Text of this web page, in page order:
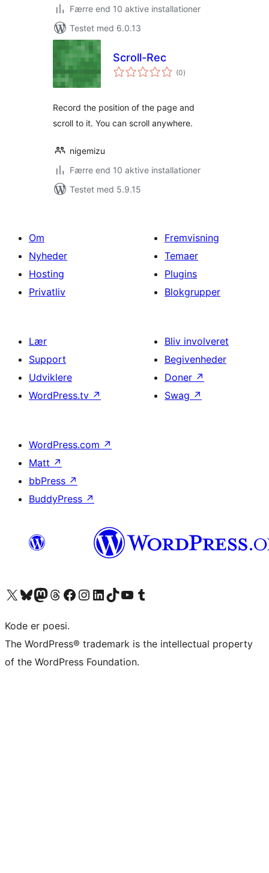
Færre end 10 aktive installationer
Testet med 6.0.13
Scroll-Rec
(0totale
bedømmelser
)
Record the position of the page and
scroll to it. You can scroll anywhere.
nigemizu
Færre end 10 aktive installationer
Testet med 5.9.15
Om
Nyheder
Hosting
Privatliv
Fremvisning
Temaer
Plugins
Blokgrupper
Lær
Support
Udviklere
WordPress.tv ↗
Bliv involveret
Begivenheder
Doner ↗
Swag ↗
WordPress.com ↗
Matt ↗
bbPress ↗
BuddyPress ↗
Besøg vores X (tidligere Twitter) konto
Besøg vores Bluesky-konto
Besøg vores Mastodon konto
Besøg vores Threads-konto
Besøg vores Facebook sideBesøg vores Instagram konto
Besøg vores LinkedIn konto
Besøg vores TikTok-konto
Besøg vores YouTube-kanalBesøg vores Tumblr-konto
Kode er poesi.
The WordPress® trademark is the intellectual property
of the WordPress Foundation.